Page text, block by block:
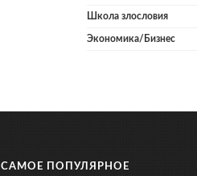
Школа злословия
Экономика/Бизнес
САМОЕ ПОПУЛЯРНОЕ